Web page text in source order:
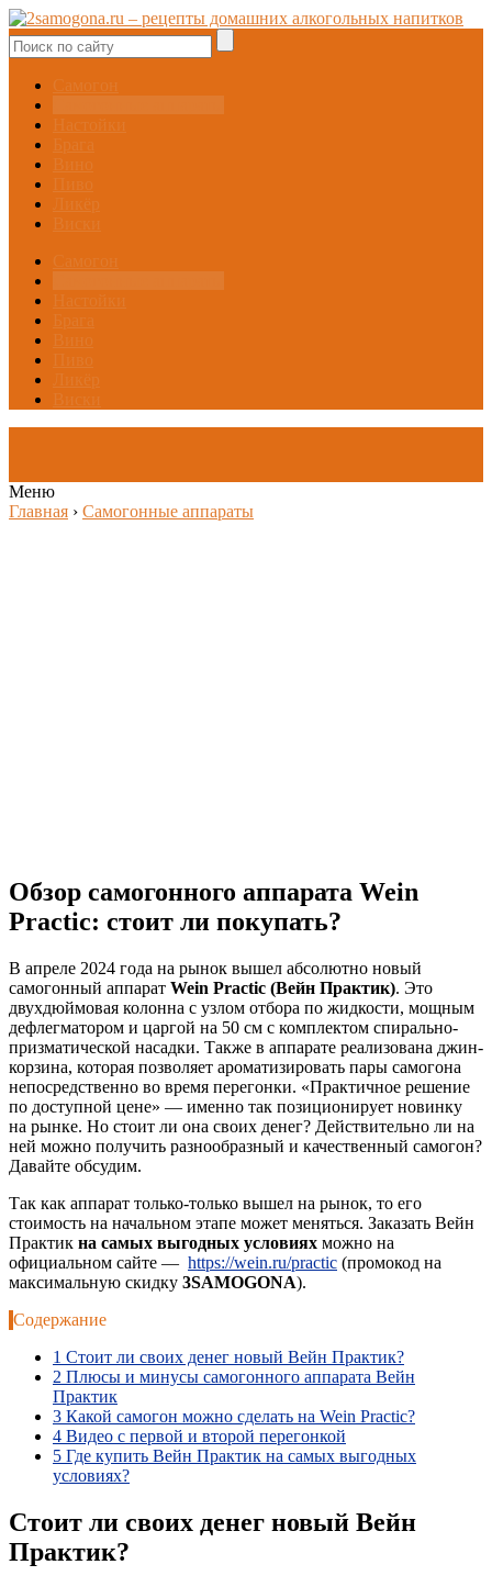
Самогон
Настойки
Брага
Вино
Пиво
Ликёр
Виски
Самогон
Настойки
Брага
Вино
Пиво
Ликёр
Виски
Меню
Главная › Самогонные аппараты
Обзор самогонного аппарата Wein
Practic: стоит ли покупать?
В апреле 2024 года на рынок вышел абсолютно новый
самогонный аппарат Wein Practic (Вейн Практик). Это
двухдюймовая колонна с узлом отбора по жидкости, мощным
дефлегматором и царгой на 50 см с комплектом спирально-
призматической насадки. Также в аппарате реализована джин-
корзина, которая позволяет ароматизировать пары самогона
непосредственно во время перегонки. «Практичное решение
по доступной цене» — именно так позиционирует новинку
на рынке. Но стоит ли она своих денег? Действительно ли на
ней можно получить разнообразный и качественный самогон?
Давайте обсудим.
Так как аппарат только-только вышел на рынок, то его
стоимость на начальном этапе может меняться. Заказать Вейн
Практик на самых выгодных условиях можно на
официальном сайте — https://wein.ru/practic (промокод на
максимальную скидку 3SAMOGONA).
Содержание
1 Стоит ли своих денег новый Вейн Практик?
2 Плюсы и минусы самогонного аппарата Вейн
Практик
3 Какой самогон можно сделать на Wein Practic?
4 Видео с первой и второй перегонкой
5 Где купить Вейн Практик на самых выгодных
условиях?
Стоит ли своих денег новый Вейн
Практик?